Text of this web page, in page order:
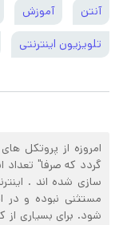
آنتن آموزش
تلویزیون اینترنتی
امروزه از پروتكل
گردد كه صرفا" تعداد
سازی شده اند .
مستثنی نبوده و در
شود. برای بسياری از